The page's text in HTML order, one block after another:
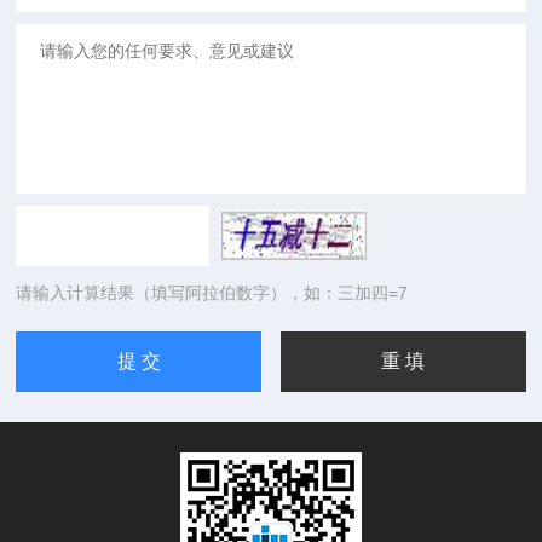
请输入计算结果（填写阿拉伯数字），如：三加四=7